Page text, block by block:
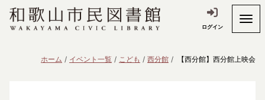
ログイン
ホーム イベント一覧 こども 西分館 【西分館】西分館上映会